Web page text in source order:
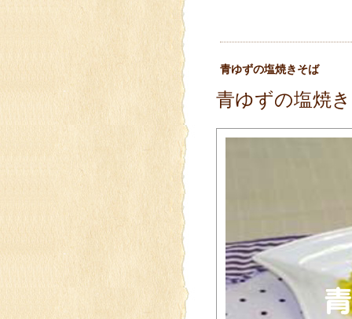
青ゆずの塩焼きそば
青ゆずの塩焼